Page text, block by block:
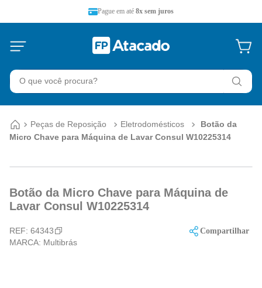
Pague em até 8x sem juros
O que você procura?
Peças de Reposição Eletrodomésticos
Botão da
Micro Chave para Máquina de Lavar Consul W10225314
Botão da Micro Chave para Máquina de
Lavar Consul W10225314
REF: 64343
MARCA: Multibrás
Compartilhar